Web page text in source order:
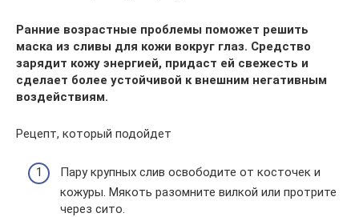
Ранние возрастные проблемы поможет решить
маска из сливы для кожи вокруг глаз. Средство
зарядит кожу энергией, придаст ей свежесть и
сделает более устойчивой к внешним негативным
воздействиям.
Рецепт, который подойдет
Пару крупных слив освободите от косточек и
кожуры. Мякоть разомните вилкой или протрите
через сито.